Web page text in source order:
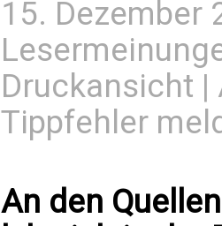
15. Dezember
Druckansicht |
Tippfehler
An den